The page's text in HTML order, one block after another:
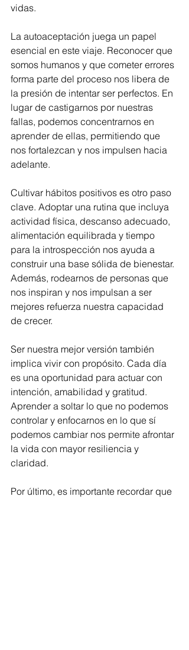
vidas.
La autoaceptación juega un papel
esencial en este viaje. Reconocer que
somos humanos y que cometer errores
forma parte del proceso nos libera de
la presión de intentar ser perfectos. En
lugar de castigarnos por nuestras
fallas, podemos concentrarnos en
aprender de ellas, permitiendo que
nos fortalezcan y nos impulsen hacia
adelante.
Cultivar hábitos positivos es otro paso
clave. Adoptar una rutina que incluya
actividad física, descanso adecuado,
alimentación equilibrada y tiempo
para la introspección nos ayuda a
construir una base sólida de bienestar.
Además, rodearnos de personas que
nos inspiran y nos impulsan a ser
mejores refuerza nuestra capacidad
de crecer.
Ser nuestra mejor versión también
implica vivir con propósito. Cada día
es una oportunidad para actuar con
intención, amabilidad y gratitud.
Aprender a soltar lo que no podemos
controlar y enfocarnos en lo que sí
podemos cambiar nos permite afrontar
la vida con mayor resiliencia y
claridad.
Por último, es importante recordar que